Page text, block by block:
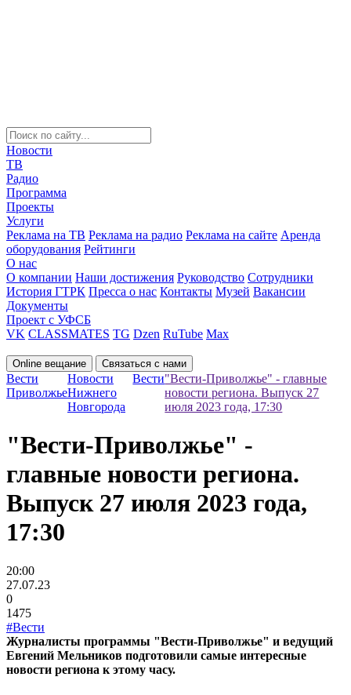
Новости
ТВ
Радио
Программа
Проекты
Услуги
Реклама на ТВ Реклама на радио Реклама на сайте Аренда
оборудования Рейтинги
О нас
О компании Наши достижения Руководство Сотрудники
История ГТРК Пресса о нас Контакты Музей Вакансии
Документы
Проект с УФСБ
VK CLASSMATES TG Dzen RuTube Max
Online вещание Связаться с нами
Вести
Приволжье
Новости
Нижнего
Новгорода
Вести"Вести-Приволжье" - главные
новости региона. Выпуск 27
июля 2023 года, 17:30
"Вести-Приволжье" -
главные новости региона.
Выпуск 27 июля 2023 года,
17:30
20:00
27.07.23
0
1475
#Вести
Журналисты программы "Вести-Приволжье" и ведущий
Евгений Мельников подготовили самые интересные
новости региона к этому часу.